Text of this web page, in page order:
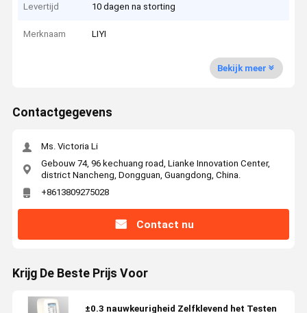
Levertijd 10 dagen na storting
Merknaam LIYI
Bekijk meer
Contactgegevens
Ms. Victoria Li
Gebouw 74, 96 kechuang road, Lianke Innovation Center,
district Nancheng, Dongguan, Guangdong, China.
+8613809275028
Contact nu
Krijg De Beste Prijs Voor
±0.3 nauwkeurigheid Zelfklevend het Testen